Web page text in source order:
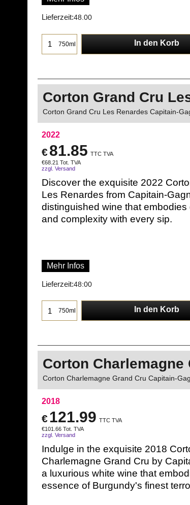
Lieferzeit:48.00
750ml In den Korb
Corton Grand Cru
Corton Grand Cru Les Renardes Capitain-
2022
€81.85 TTC TVA
€68.21 Tot. TVA
zzgl. Versand
Discover the exquisite 2022
Les Renardes from Capitain-
distinguished wine that embodies
and complexity with every sip.
Mehr Infos
Lieferzeit:48:00
750ml In den Korb
Corton
Corton Charlemagne Grand Cru Capitain-
2018
€121.99 TTC TVA
€101.66 Tot. TVA
zzgl. Versand
Indulge in the exquisite 2018
Charlemagne Grand Cru by
a luxurious white wine that
essence of Burgundy's finest